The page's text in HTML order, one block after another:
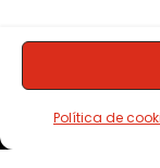
Política de